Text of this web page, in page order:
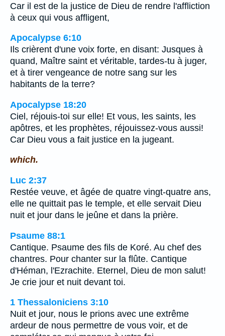
Car il est de la justice de Dieu de rendre l'affliction
à ceux qui vous affligent,
Apocalypse 6:10
Ils crièrent d'une voix forte, en disant: Jusques à
quand, Maître saint et véritable, tardes-tu à juger,
et à tirer vengeance de notre sang sur les
habitants de la terre?
Apocalypse 18:20
Ciel, réjouis-toi sur elle! Et vous, les saints, les
apôtres, et les prophètes, réjouissez-vous aussi!
Car Dieu vous a fait justice en la jugeant.
which.
Luc 2:37
Restée veuve, et âgée de quatre vingt-quatre ans,
elle ne quittait pas le temple, et elle servait Dieu
nuit et jour dans le jeûne et dans la prière.
Psaume 88:1
Cantique. Psaume des fils de Koré. Au chef des
chantres. Pour chanter sur la flûte. Cantique
d'Héman, l'Ezrachite. Eternel, Dieu de mon salut!
Je crie jour et nuit devant toi.
1 Thessaloniciens 3:10
Nuit et jour, nous le prions avec une extrême
ardeur de nous permettre de vous voir, et de